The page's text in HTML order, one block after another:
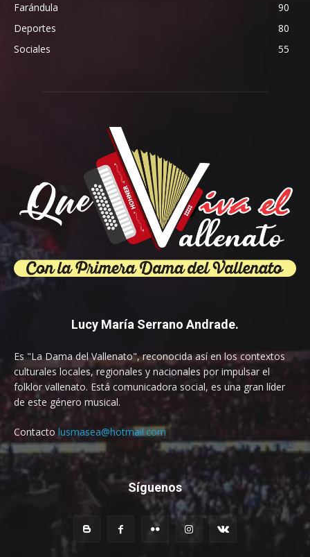
Farándula
90
Deportes
80
Sociales
55
Lucy María Serrano Andrade.
Es "La Dama del Vallenato", reconocida así en los contextos
culturales locales, regionales y nacionales por impulsar el
folklor vallenato. Está comunicadora social, es una gran líder
de este género musical.
Contacto lusmasea@hotmail.com
Síguenos